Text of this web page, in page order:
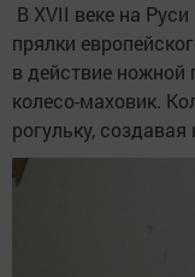
В XVII веке на
прялки
в действие
колесо-маховик.
рогульку,